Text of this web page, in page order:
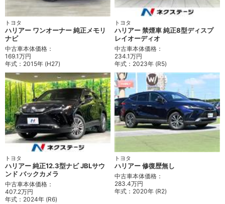
トヨタ
ハリアー ワンオーナー 純正メモリ
ナビ
中古車本体価格：
169.1万円
年式： 2015年 (H27)
トヨタ
ハリアー 禁煙車 純正8型ディスプ
レイオーディオ
中古車本体価格：
234.1万円
年式： 2023年 (R5)
トヨタ
ハリアー 純正12.3型ナビ JBLサウ
ンド バックカメラ
中古車本体価格：
407.2万円
年式： 2024年 (R6)
トヨタ
ハリアー 修復歴無し
中古車本体価格：
283.4万円
年式： 2020年 (R2)